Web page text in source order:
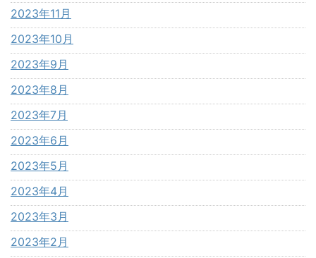
2023年11月
2023年10月
2023年9月
2023年8月
2023年7月
2023年6月
2023年5月
2023年4月
2023年3月
2023年2月